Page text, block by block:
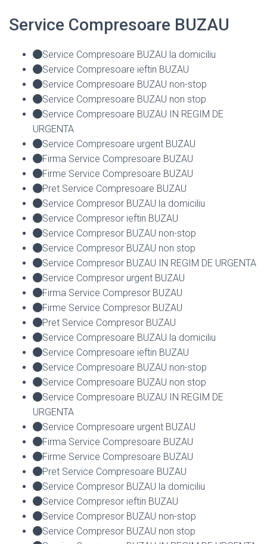
Service Compresoare BUZAU
Service Compresoare BUZAU la domiciliu
Service Compresoare ieftin BUZAU
Service Compresoare BUZAU non-stop
Service Compresoare BUZAU non stop
Service Compresoare BUZAU IN REGIM DE
URGENTA
Service Compresoare urgent BUZAU
Firma Service Compresoare BUZAU
Firme Service Compresoare BUZAU
Pret Service Compresoare BUZAU
Service Compresor BUZAU la domiciliu
Service Compresor ieftin BUZAU
Service Compresor BUZAU non-stop
Service Compresor BUZAU non stop
Service Compresor BUZAU IN REGIM DE URGENTA
Service Compresor urgent BUZAU
Firma Service Compresor BUZAU
Firme Service Compresor BUZAU
Pret Service Compresor BUZAU
Service Compresoare BUZAU la domiciliu
Service Compresoare ieftin BUZAU
Service Compresoare BUZAU non-stop
Service Compresoare BUZAU non stop
Service Compresoare BUZAU IN REGIM DE
URGENTA
Service Compresoare urgent BUZAU
Firma Service Compresoare BUZAU
Firme Service Compresoare BUZAU
Pret Service Compresoare BUZAU
Service Compresor BUZAU la domiciliu
Service Compresor ieftin BUZAU
Service Compresor BUZAU non-stop
Service Compresor BUZAU non stop